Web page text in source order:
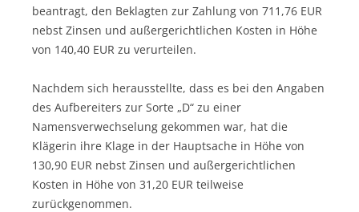
beantragt, den Beklagten zur Zahlung von 711,76 EUR
nebst Zinsen und außergerichtlichen Kosten in Höhe
von 140,40 EUR zu verurteilen.
Nachdem sich herausstellte, dass es bei den Angaben
des Aufbereiters zur Sorte „D“ zu einer
Namensverwechselung gekommen war, hat die
Klägerin ihre Klage in der Hauptsache in Höhe von
130,90 EUR nebst Zinsen und außergerichtlichen
Kosten in Höhe von 31,20 EUR teilweise
zurückgenommen.